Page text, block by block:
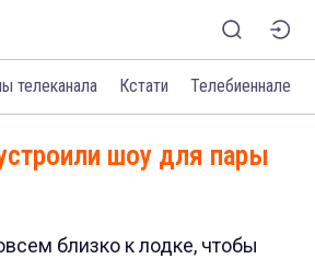
телеканала Кстати Телебиеннале
шоу для пары
близко к лодке, чтобы